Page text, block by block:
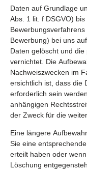
Daten auf Grundlage
Abs. 1 lit. f DSGVO)
Bewerbung) bei uns
Daten gelöscht und
vernichtet. Die
Nachweiszwecken im
ersichtlich ist, dass die
erforderlich sein
anhängigen
der Zweck für die
Eine längere
Sie eine
erteilt haben oder
Löschung